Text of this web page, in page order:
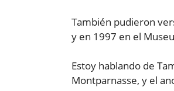
También pudieron
y en 1997 en el
Estoy hablando de
Montparnasse, y el